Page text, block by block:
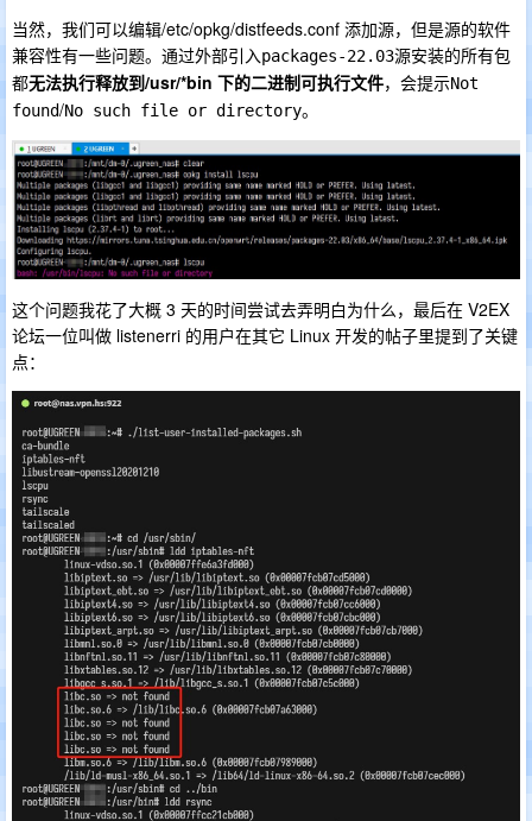
当然，我们可以编辑/etc/opkg/distfeeds.conf 添加源，但是源的软件
兼容性有一些问题。通过外部引入packages-22.03源安装的所有包
都无法执行释放到/usr/*bin 下的二进制可执行文件，会提示Not
found/No such file or directory。
这个问题我花了大概 3 天的时间尝试去弄明白为什么，最后在 V2EX
论坛一位叫做 listenerri 的用户在其它 Linux 开发的帖子里提到了关键
点：